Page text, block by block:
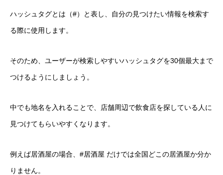
ハッシュタグとは（#）と表し、自分の見つけたい情報を検索す
る際に使用します。
そのため、ユーザーが検索しやすいハッシュタグを30個最大まで
つけるようにしましょう。
中でも地名を入れることで、店舗周辺で飲食店を探している人に
見つけてもらいやすくなります。
例えば居酒屋の場合、#居酒屋 だけでは全国どこの居酒屋か分か
りません。